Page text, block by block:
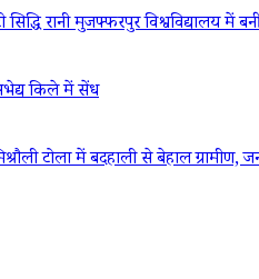
रानी मुजफ्फरपुर विश्वविद्यालय में
किले में सेंध
टोला में बदहाली से बेहाल ग्रामीण,